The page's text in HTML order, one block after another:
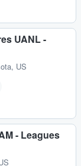
UANL -
US
- Leagues